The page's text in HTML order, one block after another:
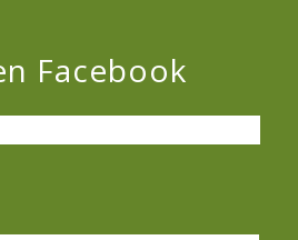
Facebook